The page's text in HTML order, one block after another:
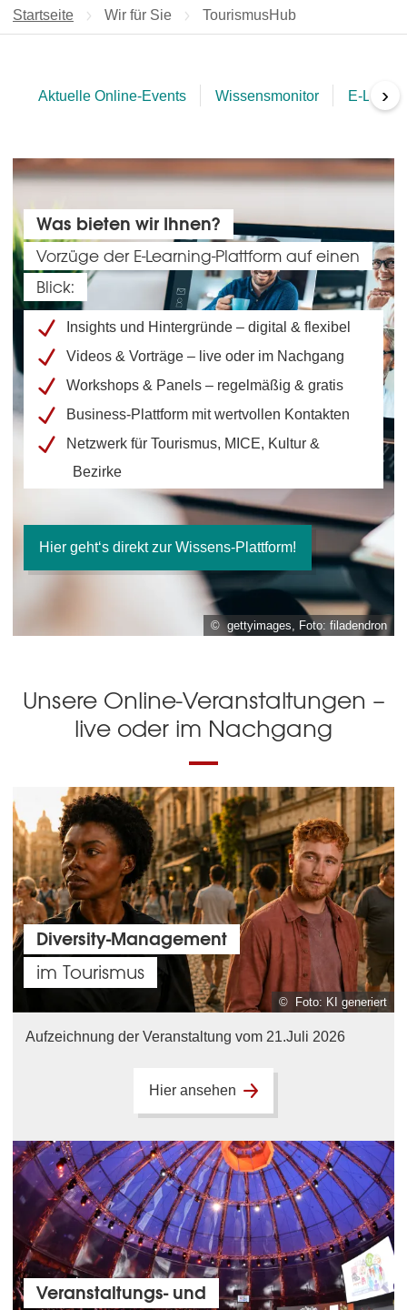
Startseite Wir für Sie Aktuelle Seite:
TourismusHub
Aktuelle Online-Events Wissensmonitor E- ›
Was bieten wir Ihnen?
Vorzüge der E-Learning-Plattform auf einen
Blick:
Insights und Hintergründe – digital & flexibel
Videos & Vorträge – live oder im Nachgang
Workshops & Panels – regelmäßig & gratis
Business-Plattform mit wertvollen Kontakten
Netzwerk für Tourismus, MICE, Kultur &
Bezirke
Hier geht‘s direkt zur Wissens-Plattform!
© gettyimages, Foto: filadendron
Unsere Online-Veranstaltungen –
live oder im Nachgang
© Foto: KI generiert
Diversity-Management
im Tourismus
Aufzeichnung der Veranstaltung vom 21.Juli 2026
Hier ansehen
Veranstaltungs- und